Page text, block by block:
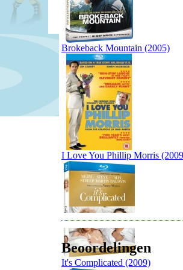
Brokeback Mountain (2005)
I Love You Phillip Morris
It's Complicated (2009)
Beoordelingen